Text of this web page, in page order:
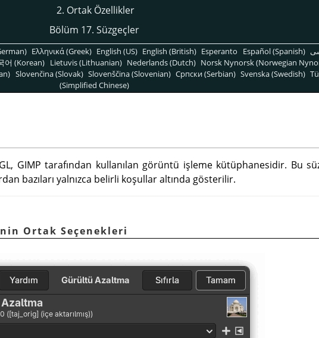
2. Ortak Özellikler
Bölüm 17. Süzgeçler
Ελληνικά (Greek) English (US) English (British) Esperanto Español (Spanish)
어 (Korean) Lietuvis (Lithuanian) Nederlands (Dutch) Norsk Nynorsk (Norwegian
Slovenčina (Slovak) Slovenščina (Slovenian) Српски (Serbian) Svenska (Swedish)
(Simplified Chinese)
, GIMP tarafından kullanılan görüntü işleme kütüphanesidir. Bu
bazıları yalnızca belirli koşullar altında gösterilir.
Ortak Seçenekleri